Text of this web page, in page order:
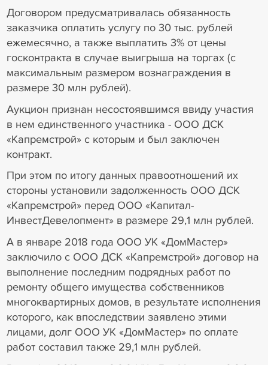
Договором предусматривалась обязанность
заказчика оплатить услугу по 30 тыс. рублей
ежемесячно, а также выплатить 3% от цены
госконтракта в случае выигрыша на торгах (с
максимальным размером вознаграждения в
размере 30 млн рублей).
Аукцион признан несостоявшимся ввиду участия
в нем единственного участника - ООО ДСК
«Капремстрой» с которым и был заключен
контракт.
При этом по итогу данных правоотношений их
стороны установили задолженность ООО ДСК
«Капремстрой» перед ООО «Капитал-
ИнвестДевелопмент» в размере 29,1 млн рублей.
А в январе 2018 года ООО УК «ДомМастер»
заключило с ООО ДСК «Капремстрой» договор на
выполнение последним подрядных работ по
ремонту общего имущества собственников
многоквартирных домов, в результате исполнения
которого, как впоследствии заявлено этими
лицами, долг ООО УК «ДомМастер» по оплате
работ составил также 29,1 млн рублей.